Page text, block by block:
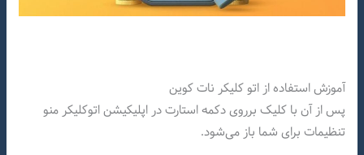
آموزش استفاده از اتو کلیکر نات کوین
پس از آن با کلیک برروی دکمه استارت در اپلیکیشن اتوکلیکر منو
تنظیمات برای شما باز می‌شود.